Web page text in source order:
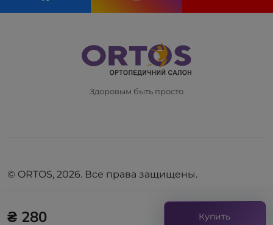
₴ 280 Купить
Здоровым быть просто
© ORTOS, 2026. Все права защищены.